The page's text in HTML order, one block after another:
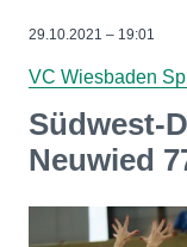
29.10.2021 – 19:01
VC Wiesbaden
Südwest-
Neuwied